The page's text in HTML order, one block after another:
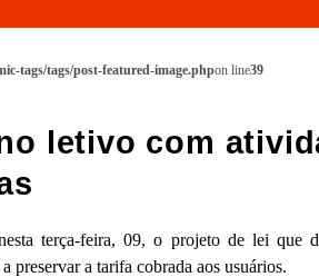
tags/tags/post-featured-image.phpon line39
letivo com
terça-feira, 09, o projeto de lei que
preservar a tarifa cobrada aos usuários.